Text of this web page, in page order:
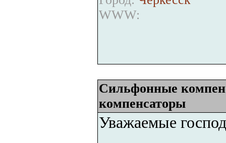
WWW:
Сильфонные
компенсаторы
Уважаемые